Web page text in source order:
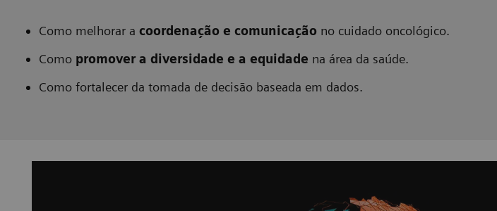
Como melhorar a coordenação e comunicação no cuidado oncológico.
Como promover a diversidade e a equidade na área da saúde.
Como fortalecer da tomada de decisão baseada em dados.